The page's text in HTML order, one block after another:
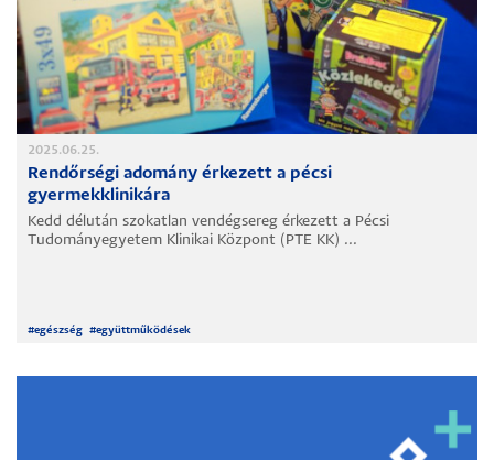
2025.06.25.
Rendőrségi adomány érkezett a pécsi
gyermekklinikára
Kedd délután szokatlan vendégsereg érkezett a Pécsi
Tudományegyetem Klinikai Központ (PTE KK) ...
#egészség #együttműködések